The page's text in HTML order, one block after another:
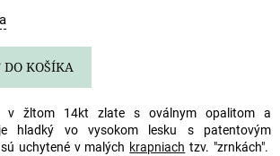
DO KOŠÍKA
v žltom 14kt zlate s oválnym opalitom a
hladký vo vysokom lesku s patentovým
uchytené v malých krapniach tzv. "zrnkách".